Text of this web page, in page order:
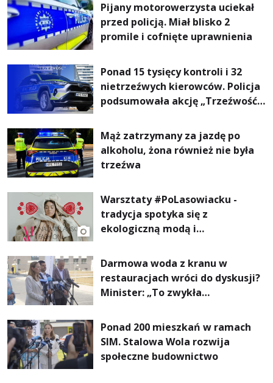
Pijany motorowerzysta uciekał
przed policją. Miał blisko 2
promile i cofnięte uprawnienia
Ponad 15 tysięcy kontroli i 32
nietrzeźwych kierowców. Policja
podsumowała akcję „Trzeźwość”
Mąż zatrzymany za jazdę po
alkoholu, żona również nie była
trzeźwa
Warsztaty #PoLasowiacku -
tradycja spotyka się z
ekologiczną modą i
Darmowa woda z kranu w
restauracjach wróci do dyskusji?
Minister: „To zwykła
Ponad 200 mieszkań w ramach
SIM. Stalowa Wola rozwija
społeczne budownictwo